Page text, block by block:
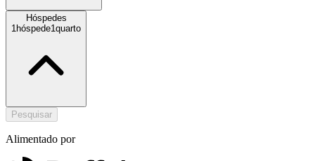
Hóspedes
1 hóspede1 quarto
Pesquisar
Alimentado por